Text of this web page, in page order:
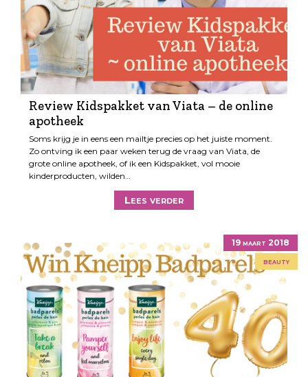
Review Kidspakket van Viata – de online
apotheek
Soms krijg je in eens een mailtje precies op het juiste moment.
Zo ontving ik een paar weken terug de vraag van Viata, de
grote online apotheek, of ik een Kidspakket, vol mooie
kinderproducten, wilden…
Lees verder
19 maart 2018
beauty